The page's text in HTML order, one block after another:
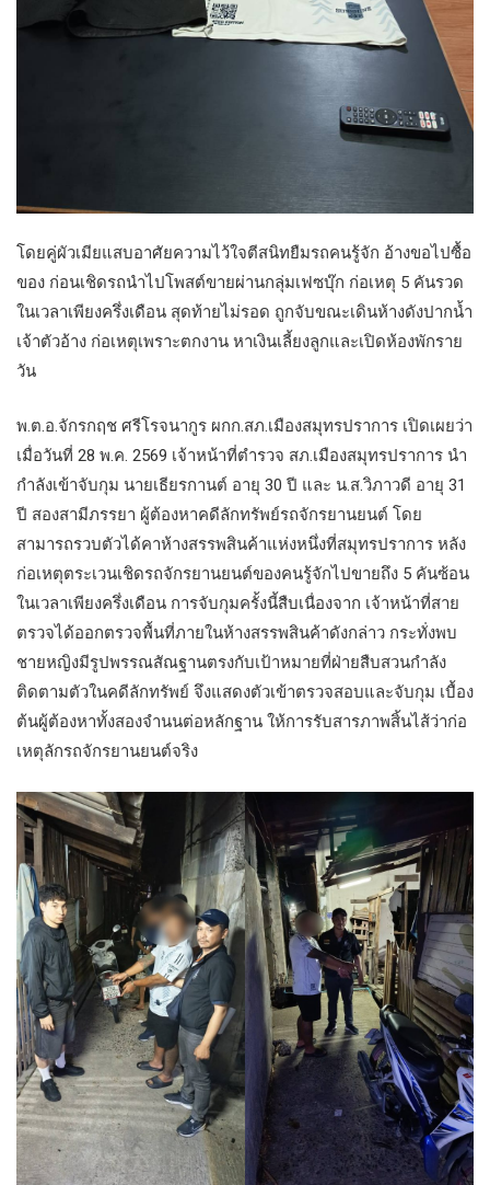
โดยคู่ผัวเมียแสบอาศัยความไว้ใจตีสนิทยืมรถคนรู้จัก อ้างขอไปซื้อ
ของ ก่อนเชิดรถนำไปโพสต์ขายผ่านกลุ่มเฟซบุ๊ก ก่อเหตุ 5 คันรวด
ในเวลาเพียงครึ่งเดือน สุดท้ายไม่รอด ถูกจับขณะเดินห้างดังปากน้ำ
เจ้าตัวอ้าง ก่อเหตุเพราะตกงาน หาเงินเลี้ยงลูกและเปิดห้องพักราย
วัน
พ.ต.อ.จักรกฤช ศรีโรจนากูร ผกก.สภ.เมืองสมุทรปราการ เปิดเผยว่า
เมื่อวันที่ 28 พ.ค. 2569 เจ้าหน้าที่ตำรวจ สภ.เมืองสมุทรปราการ นำ
กำลังเข้าจับกุม นายเธียรกานต์ อายุ 30 ปี และ น.ส.วิภาวดี อายุ 31
ปี สองสามีภรรยา ผู้ต้องหาคดีลักทรัพย์รถจักรยานยนต์ โดย
สามารถรวบตัวได้คาห้างสรรพสินค้าแห่งหนึ่งที่สมุทรปราการ หลัง
ก่อเหตุตระเวนเชิดรถจักรยานยนต์ของคนรู้จักไปขายถึง 5 คันซ้อน
ในเวลาเพียงครึ่งเดือน การจับกุมครั้งนี้สืบเนื่องจาก เจ้าหน้าที่สาย
ตรวจได้ออกตรวจพื้นที่ภายในห้างสรรพสินค้าดังกล่าว กระทั่งพบ
ชายหญิงมีรูปพรรณสัณฐานตรงกับเป้าหมายที่ฝ่ายสืบสวนกำลัง
ติดตามตัวในคดีลักทรัพย์ จึงแสดงตัวเข้าตรวจสอบและจับกุม เบื้อง
ต้นผู้ต้องหาทั้งสองจำนนต่อหลักฐาน ให้การรับสารภาพสิ้นไส้ว่าก่อ
เหตุลักรถจักรยานยนต์จริง